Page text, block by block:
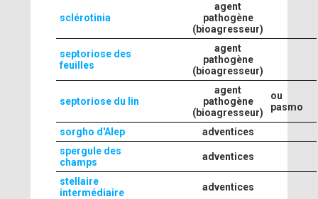
sclérotinia
agent
pathogène
(bioagresseur)
septoriose des
feuilles
agent
pathogène
(bioagresseur)
septoriose du lin
agent
pathogène
(bioagresseur)
ou
pasmo
sorgho d'Alep
adventices
spergule des
champs
adventices
stellaire
intermédiaire
adventices